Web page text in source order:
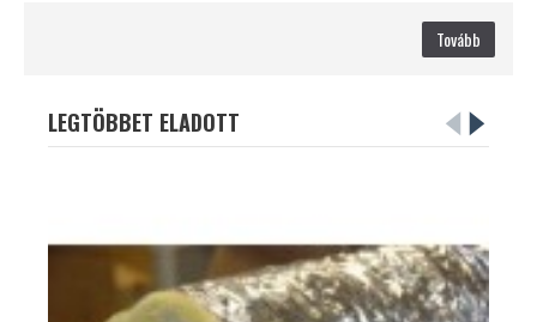
Tovább
LEGTÖBBET ELADOTT